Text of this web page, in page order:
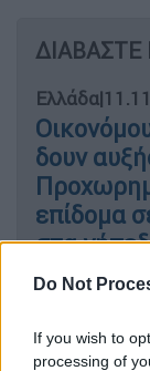
Do Not
If you wish to
processing of
ΔΙΑΒΑΣΤΕ
Ελλάδα|
δουν
επίδομα
στα
Τι